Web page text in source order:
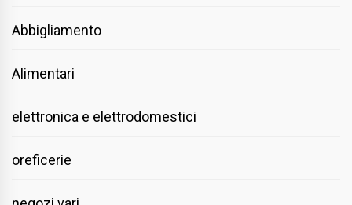
Abbigliamento
Alimentari
elettronica e elettrodomestici
oreficerie